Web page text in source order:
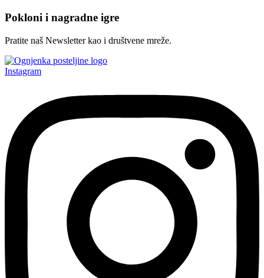
Pokloni i nagradne igre
Pratite naš Newsletter kao i društvene mreže.
Instagram